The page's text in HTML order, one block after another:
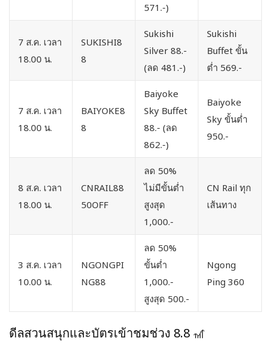
571.-)
7 ส.ค. เวลา
18.00 น.
SUKISHI8
8
Sukishi
Silver 88.-
(ลด 481.-)
Sukishi
Buffet ขั้น
ต่ำ 569.-
7 ส.ค. เวลา
18.00 น.
BAIYOKE8
8
Baiyoke
Sky Buffet
88.- (ลด
862.-)
Baiyoke
Sky ขั้นต่ำ
950.-
8 ส.ค. เวลา
18.00 น.
CNRAIL88
50OFF
ลด 50%
ไม่มีขั้นต่ำ
สูงสุด
1,000.-
CN Rail ทุก
เส้นทาง
3 ส.ค. เวลา
10.00 น.
NGONGPI
NG88
ลด 50%
ขั้นต่ำ
1,000.-
สูงสุด 500.-
Ngong
Ping 360
ดีลสวนสนุกและบัตรเข้าชมช่วง 8.8 🎢